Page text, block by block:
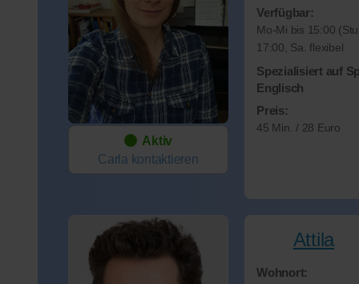
Aktiv
Carla kontaktieren
Verfügbar:
Mo-Mi bis 15:00
17:00, Sa. flexibel
Spezialisiert auf
Englisch
Preis:
45 Min. / 28 Euro
Attila
Wohnort: